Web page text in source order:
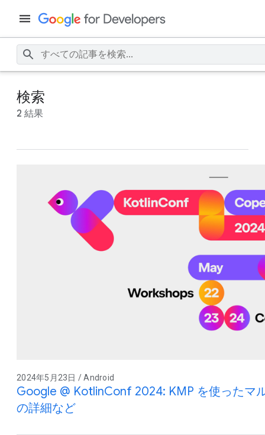
検索
2 結果
2024年5月23日 / Android
Google @ KotlinConf 2024: KMP を使ったマ
の詳細など